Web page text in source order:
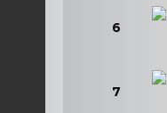
6
7